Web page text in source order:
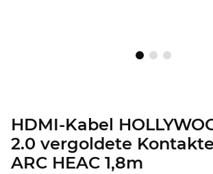
HDMI-Kabel
2.0 vergoldete
ARC HEAC 1,8m